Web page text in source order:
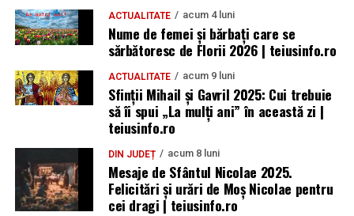
ACTUALITATE acum 4 luni
Nume de femei și bărbați care se
sărbătoresc de Florii 2026 | teiusinfo.ro
ACTUALITATE acum 9 luni
Sfinții Mihail și Gavril 2025: Cui trebuie
să îi spui „La mulţi ani” în această zi |
teiusinfo.ro
DIN JUDEȚ acum 8 luni
Mesaje de Sfântul Nicolae 2025.
Felicitări și urări de Moș Nicolae pentru
cei dragi | teiusinfo.ro